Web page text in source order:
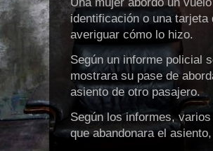
Una mujer abordó un
identificación o una
averiguar cómo lo hizo.
Según un informe policial
mostrara su pase de
asiento de otro pasajero.
Según los informes,
que abandonara el